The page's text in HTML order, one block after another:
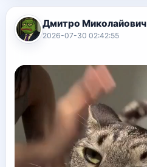
Дмитро Миколайович
2026-07-30 02:42:55